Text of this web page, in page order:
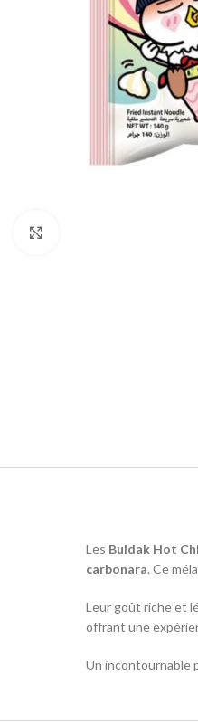
Les Buldak Hot
carbonara. Ce
Leur goût riche et
offrant une
Un incontournable